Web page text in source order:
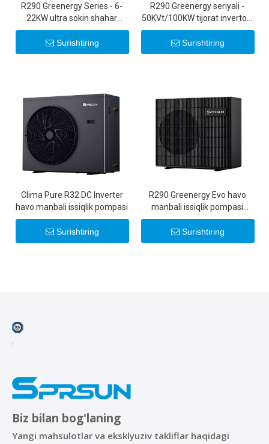
R290 Greenergy Series - 6-
22KW ultra sokin shahar
invertorli havo manbali issiqlik
nasoslari 20KW 22KW
Surishtiring
R290 Greenergy seriyali -
50KVt/100KW tijorat invertorli
issiqlik nasoslari
Surishtiring
Clima Pure R32 DC Inverter
havo manbali issiqlik pompasi
Surishtiring
R290 Greenergy Evo havo
manbali issiqlik pompasi
A+++
Surishtiring
Biz bilan bog'laning
Yangi mahsulotlar va eksklyuziv takliflar haqidagi